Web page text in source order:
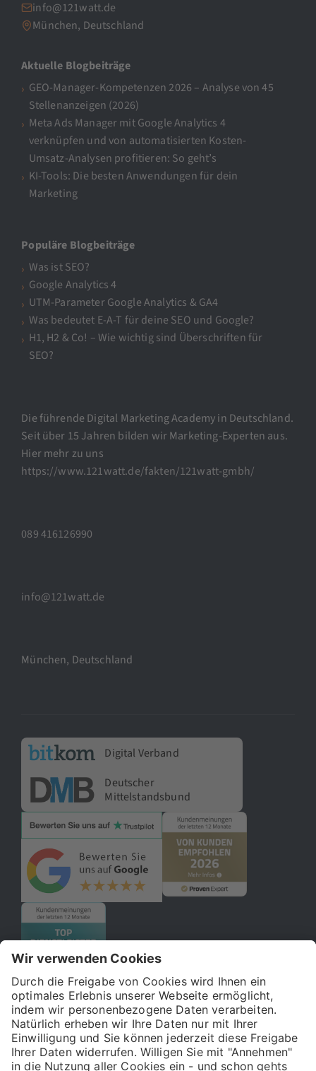
info@121watt.de
München, Deutschland
Aktuelle Blogbeiträge
GEO-Manager-Kompetenzen 2026 – Analyse von 45
Stellenanzeigen (2026)
Meta Ads Manager mit Google Analytics 4
verknüpfen und von automatisierten Kosten-
Umsatz-Analysen profitieren: So geht’s
KI-Tools: Die besten Anwendungen für dein
Marketing
Populäre Blogbeiträge
Was ist SEO?
Google Analytics 4
UTM-Parameter Google Analytics & GA4
Was bedeutet E-A-T für deine SEO und Google?
H1, H2 & Co! – Wie wichtig sind Überschriften für
SEO?
Die führende Digital Marketing Academy in Deutschland.
Seit über 15 Jahren bilden wir Marketing-Experten aus.
Hier mehr zu uns
https://www.121watt.de/fakten/121watt-gmbh/
089 416126990
info@121watt.de
München, Deutschland
Digital Verband
Deutscher
Mittelstandsbund